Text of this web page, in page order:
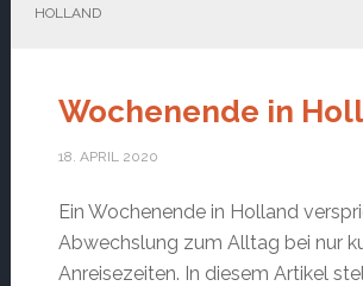
HOLLAND
Wochenende in
18. APRIL 2020
Ein Wochenende in Holland
Abwechslung zum Alltag bei nur
Anreisezeiten. In diesem Artikel